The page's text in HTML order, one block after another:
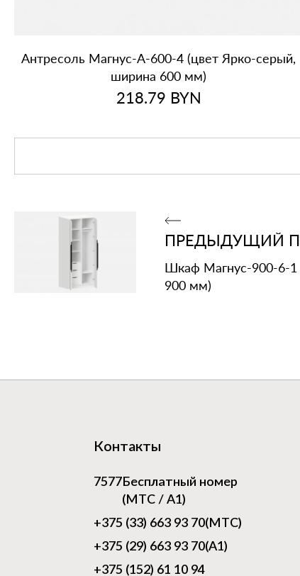
Антресоль Магнус‑А‑600‑4 (цвет Ярко‑серый,
ширина 600 мм)
218.79 BYN
ПРЕДЫДУЩИЙ
Шкаф
900 мм)
Контакты
7577 Бесплатный номер
(МТС / А1)
+375 (33) 663 93 70(МТС)
+375 (29) 663 93 70(А1)
+375 (152) 61 10 94